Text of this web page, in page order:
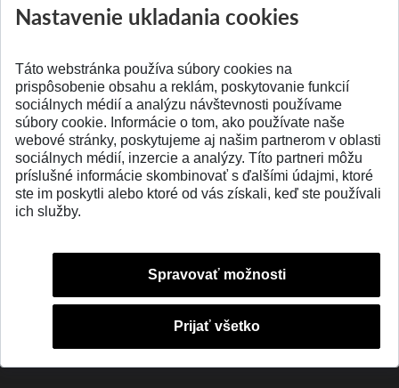
Publikované 31.07.2026 Publikované
SPÄŤ NA VRCH
Nastavenie ukladania cookies
Táto webstránka používa súbory cookies na
prispôsobenie obsahu a reklám, poskytovanie funkcií
sociálnych médií a analýzu návštevnosti používame
súbory cookie. Informácie o tom, ako používate naše
webové stránky, poskytujeme aj našim partnerom v oblasti
sociálnych médií, inzercie a analýzy. Títo partneri môžu
príslušné informácie skombinovať s ďalšími údajmi, ktoré
ste im poskytli alebo ktoré od vás získali, keď ste používali
ich služby.
Spravovať možnosti
Prijať všetko